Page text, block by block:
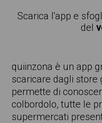
Scarica l'app e
del
quiinzona è un app
scaricare dagli store
permette di
colbordolo, tutte le
supermercati